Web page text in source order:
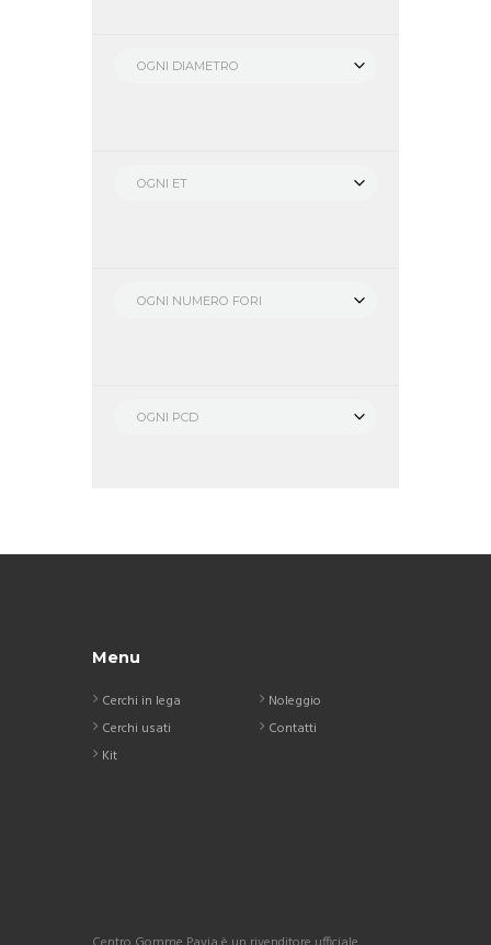
OGNI DIAMETRO
OGNI ET
OGNI NUMERO FORI
OGNI PCD
Menu
Cerchi in lega
Cerchi usati
Kit
Noleggio
Contatti